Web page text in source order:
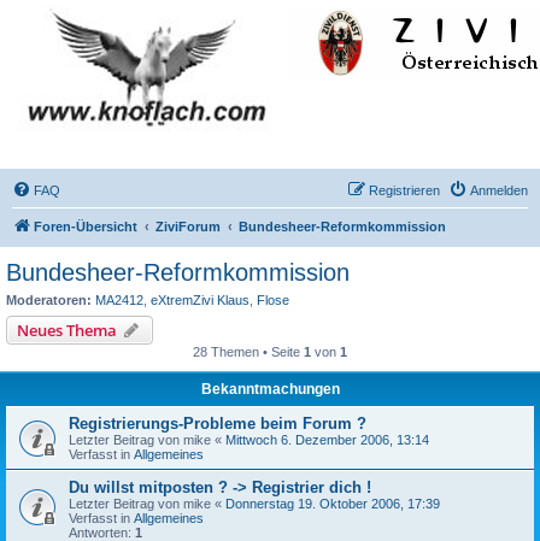
FAQ Anmelden
Registrieren
Foren-Übersicht ZiviForum Bundesheer-Reformkommission
Bundesheer-Reformkommission
Moderatoren: MA2412 eXtremZivi Klaus Flose
Neues Thema
28 Themen • Seite 1 von 1
Bekanntmachungen
Registrierungs-Probleme beim Forum ?
Letzter Beitrag von mike « Mittwoch 6. Dezember 2006, 13:14
Verfasst in Allgemeines
Du willst mitposten ? -> Registrier dich !
Letzter Beitrag von mike « Donnerstag 19. Oktober 2006, 17:39
Verfasst in Allgemeines
Antworten: 1